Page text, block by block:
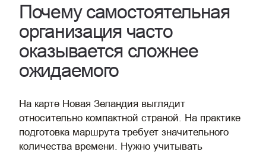
Почему самостоятельная
организация часто
оказывается сложнее
ожидаемого
На карте Новая Зеландия выглядит
относительно компактной страной. На практике
подготовка маршрута требует значительного
количества времени. Нужно учитывать